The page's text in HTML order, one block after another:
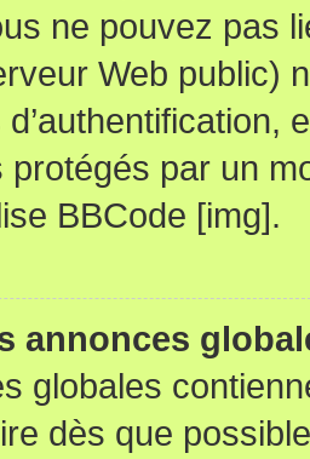
ne pouvez pas
Web public)
protégés par un
BBCode [img].
annonces
globales
dès que